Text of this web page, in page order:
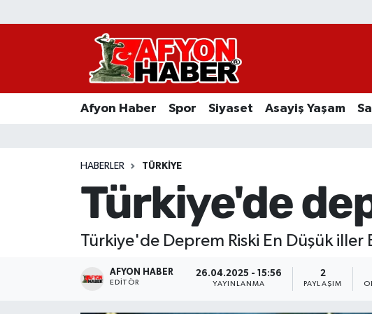
Afyon Haber Spor Siyaset Asayiş Yaşam
HABERLER TÜRKIYE
Türkiye'de
Türkiye'de Deprem Riski En Düşük iller
AFYON HABER
EDITÖR
26.04.2025 - 15:56
YAYINLANMA
2
PAYLAŞIM
Afyon Haber
Asayiş Yaşam